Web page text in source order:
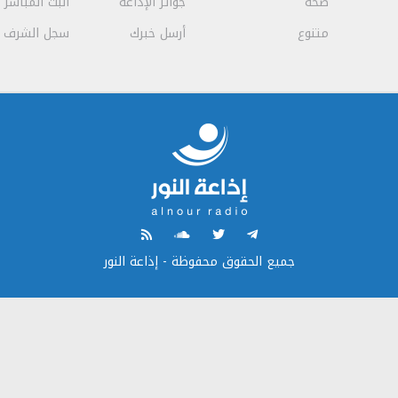
متنوع
أرسل خبرك
سجل الشرف
جميع الحقوق محفوظة - إذاعة النور